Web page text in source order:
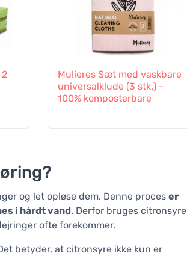
Mulieres Sæt med vaskbare
universalklude (3 stk.) -
100% komposterbare
og let opløse dem. Denne proces er
i hårdt vand. Derfor bruges citronsyre
ofte forekommer.
betyder, at citronsyre ikke kun er